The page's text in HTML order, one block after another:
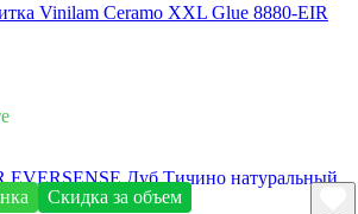
Vinilam Ceramo XXL Glue 8880-EIR
Скидка за объем